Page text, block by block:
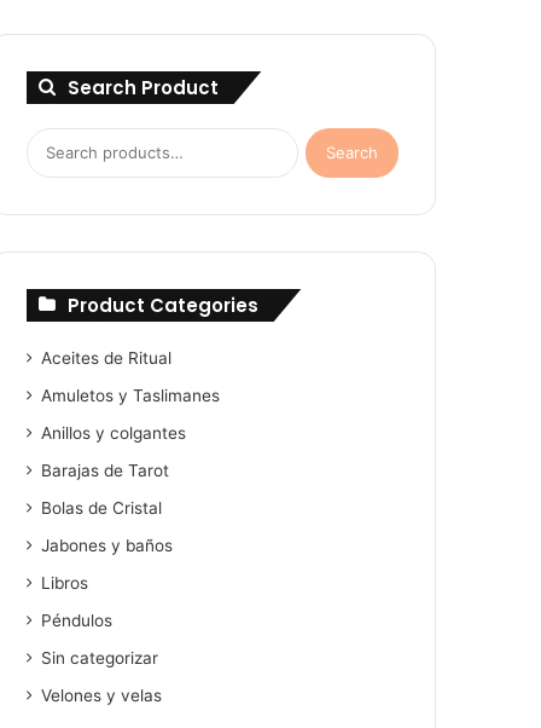
Search Product
Search
for:
Search
Product Categories
Aceites de Ritual
Amuletos y Taslimanes
Anillos y colgantes
Barajas de Tarot
Bolas de Cristal
Jabones y baños
Libros
Péndulos
Sin categorizar
Velones y velas